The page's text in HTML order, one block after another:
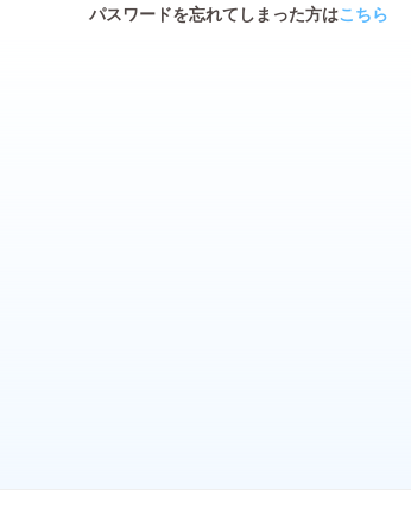
パスワードを忘れてしまった方はこちら